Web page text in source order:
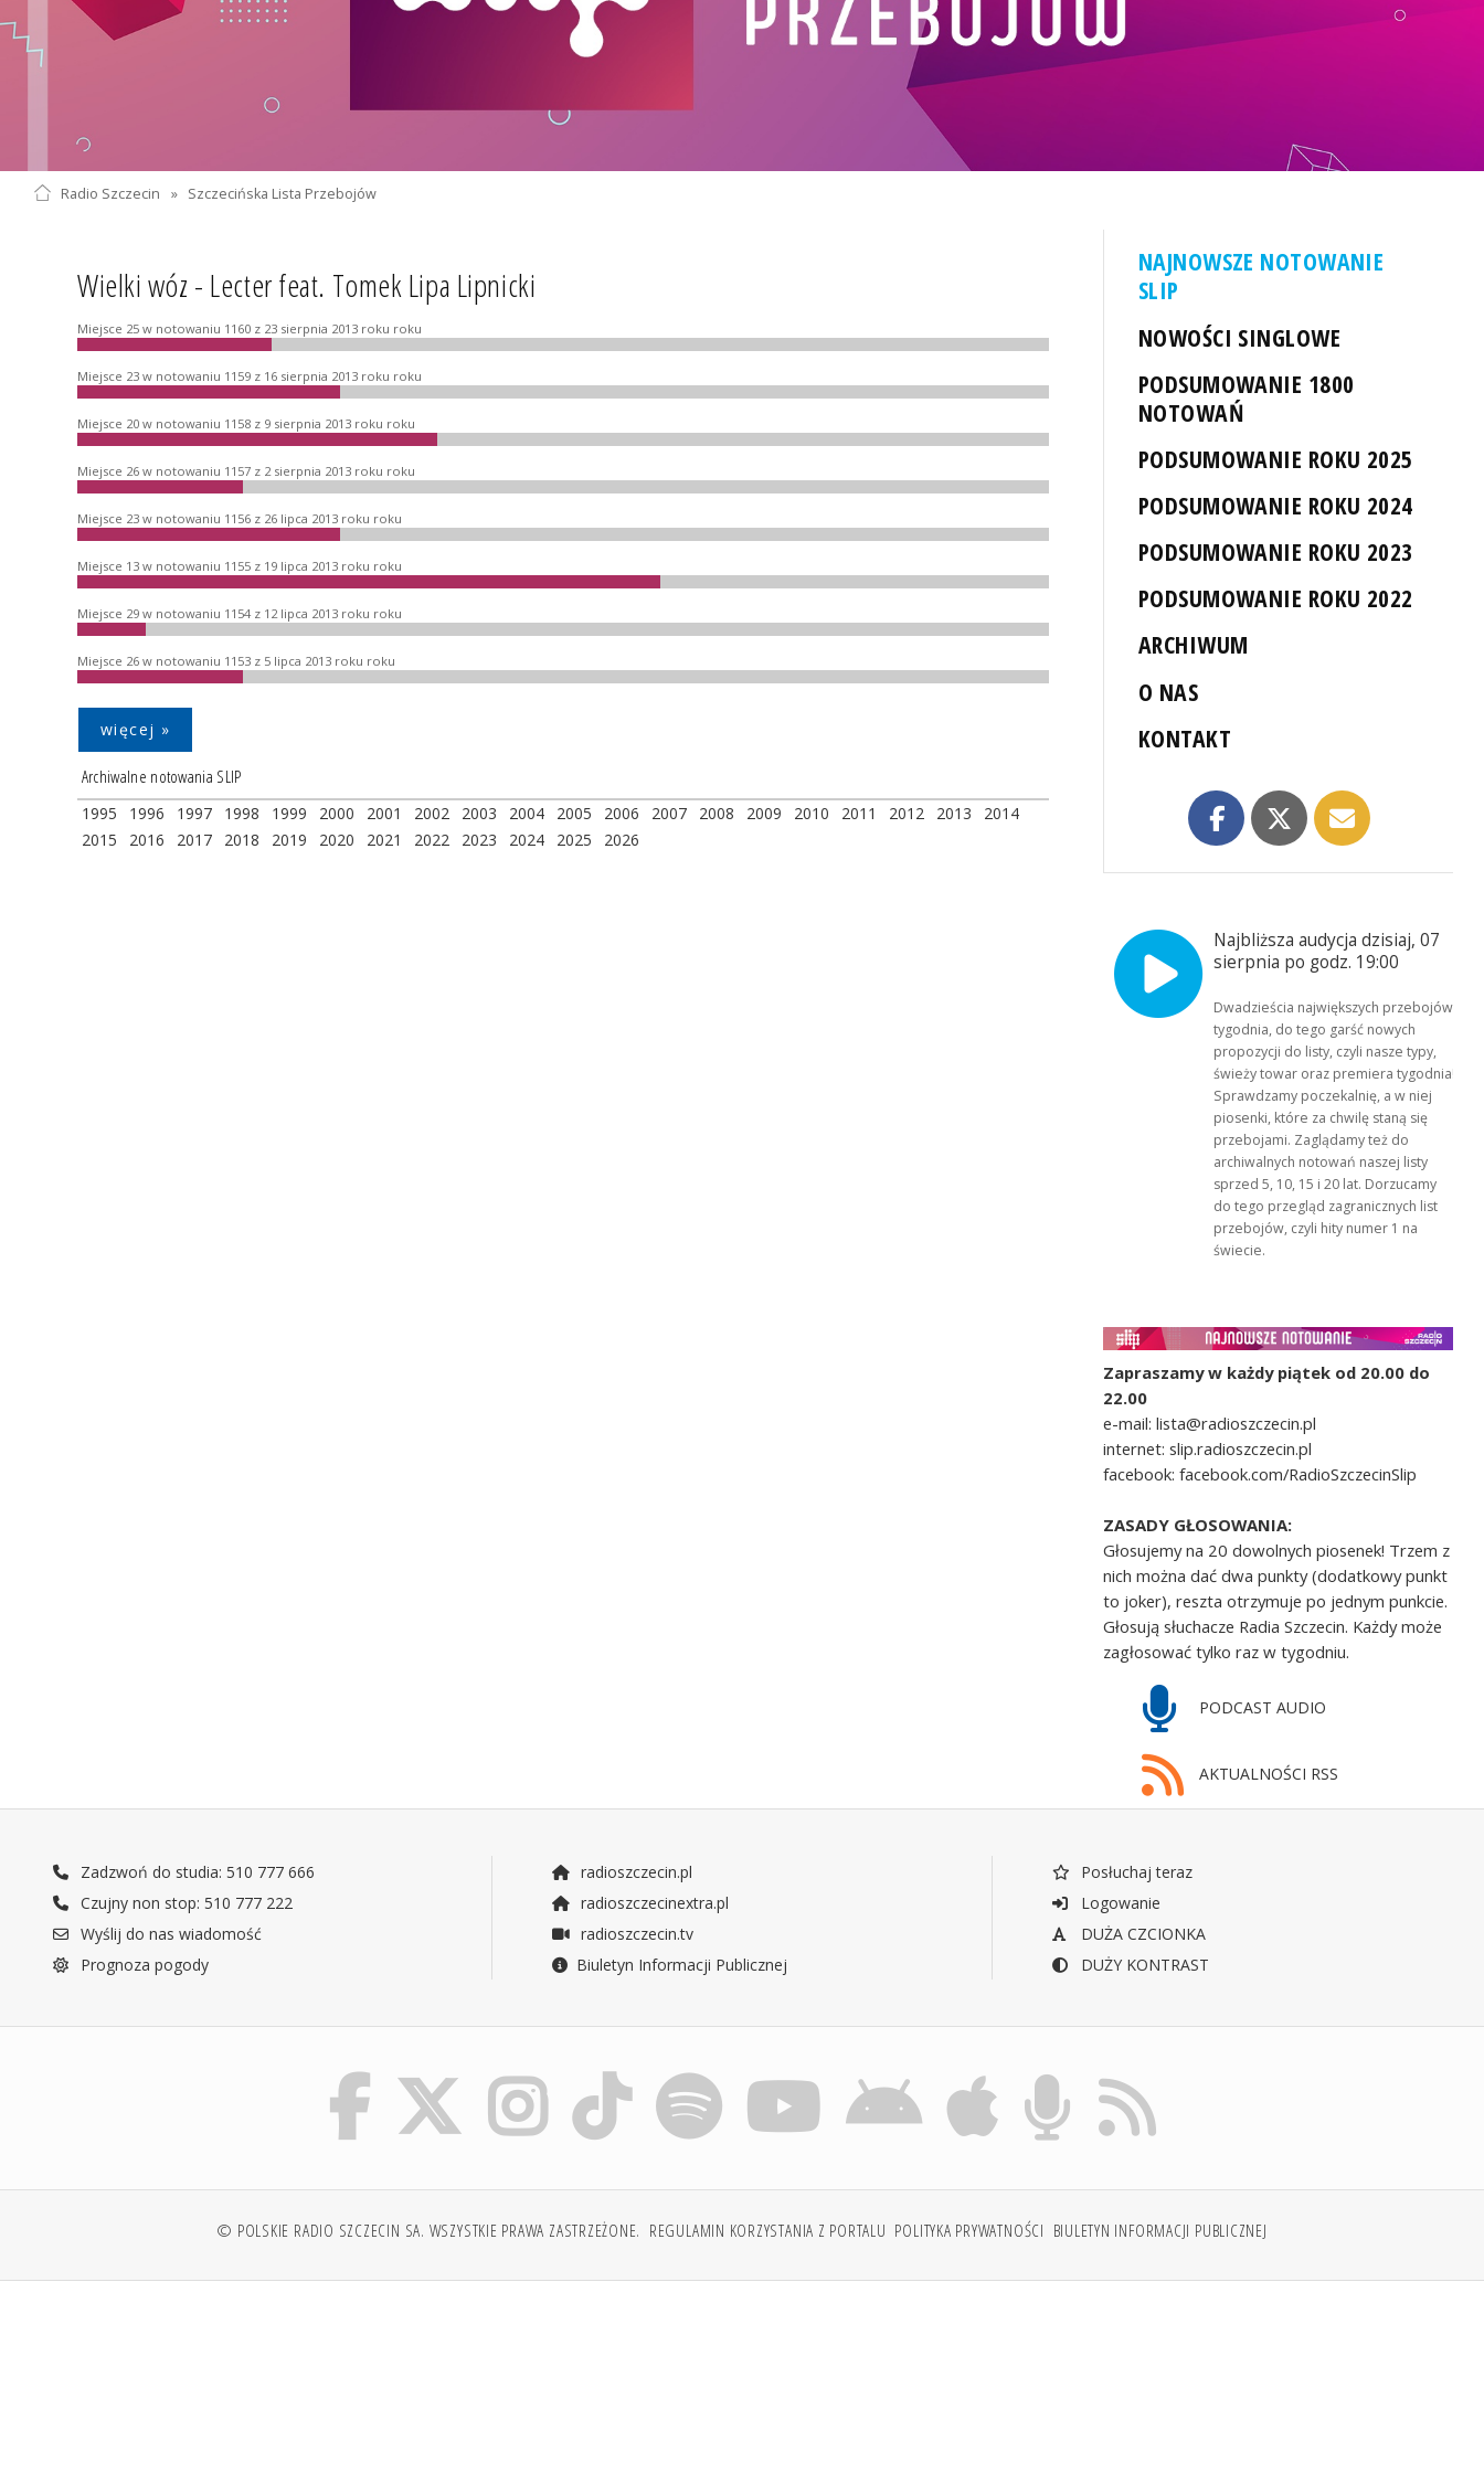
Radio Szczecin » Szczecińska Lista Przebojów
Wielki wóz - Lecter feat. Tomek Lipa Lipnicki
Miejsce 25 w notowaniu 1160 z 23 sierpnia 2013 roku roku
Miejsce 23 w notowaniu 1159 z 16 sierpnia 2013 roku roku
Miejsce 20 w notowaniu 1158 z 9 sierpnia 2013 roku roku
Miejsce 26 w notowaniu 1157 z 2 sierpnia 2013 roku roku
Miejsce 23 w notowaniu 1156 z 26 lipca 2013 roku roku
Miejsce 13 w notowaniu 1155 z 19 lipca 2013 roku roku
Miejsce 29 w notowaniu 1154 z 12 lipca 2013 roku roku
Miejsce 26 w notowaniu 1153 z 5 lipca 2013 roku roku
więcej »
Archiwalne notowania SLIP
1995 1996 1997 1998 1999 2000 2001 2002 2003 2004 2005 2006 2007 2008 2009 2010 2011 2012 2013
2014
2015
2016 2017 2018 2019 2020 2021 2022 2023 2024 2025 2026
NAJNOWSZE NOTOWANIE
SLIP
NOWOŚCI SINGLOWE
PODSUMOWANIE 1800
NOTOWAŃ
PODSUMOWANIE ROKU 2025
PODSUMOWANIE ROKU 2024
PODSUMOWANIE ROKU 2023
PODSUMOWANIE ROKU 2022
ARCHIWUM
O NAS
KONTAKT
Najbliższa audycja dzisiaj, 07
sierpnia po godz. 19:00
Dwadzieścia największych przebojów
tygodnia, do tego garść nowych
propozycji do listy, czyli nasze typy,
świeży towar oraz premiera tygodnia!
Sprawdzamy poczekalnię, a w niej
piosenki, które za chwilę staną się
przebojami. Zaglądamy też do
archiwalnych notowań naszej listy
sprzed 5, 10, 15 i 20 lat. Dorzucamy
do tego przegląd zagranicznych list
przebojów, czyli hity numer 1 na
świecie.
Zapraszamy w każdy piątek od 20.00 do
22.00
e-mail: lista@radioszczecin.pl
internet: slip.radioszczecin.pl
facebook: facebook.com/RadioSzczecinSlip
ZASADY GŁOSOWANIA:
Głosujemy na 20 dowolnych piosenek! Trzem z
nich można dać dwa punkty (dodatkowy punkt
to joker), reszta otrzymuje po jednym punkcie.
Głosują słuchacze Radia Szczecin. Każdy może
zagłosować tylko raz w tygodniu.
PODCAST AUDIO
AKTUALNOŚCI RSS
Zadzwoń do studia: 510 777 666
Czujny non stop: 510 777 222
Wyślij do nas wiadomość
Prognoza pogody
radioszczecin.pl
radioszczecinextra.pl
radioszczecin.tv
Biuletyn Informacji Publicznej
Posłuchaj teraz
Logowanie
DUŻA CZCIONKA
DUŻY KONTRAST
© POLSKIE RADIO SZCZECIN SA. WSZYSTKIE PRAWA ZASTRZEŻONE. REGULAMIN KORZYSTANIA Z PORTALU POLITYKA PRYWATNOŚCI BIULETYN INFORMACJI PUBLICZNEJ